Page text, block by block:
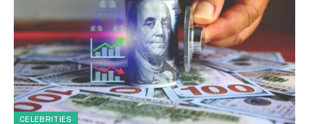
CELEBRITIES